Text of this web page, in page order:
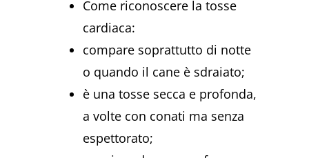
Come riconoscere la tosse
cardiaca:
compare soprattutto di notte
o quando il cane è sdraiato;
è una tosse secca e profonda,
a volte con conati ma senza
espettorato;